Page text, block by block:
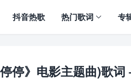
抖音热歌 热门歌词 专
停》电影主题曲)歌